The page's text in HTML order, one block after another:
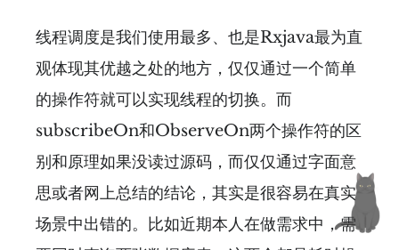
线程调度是我们使用最多、也是Rxjava最为直
观体现其优越之处的地方，仅仅通过一个简单
的操作符就可以实现线程的切换。而
subscribeOn和ObserveOn两个操作符的区
别和原理如果没读过源码，而仅仅通过字面意
思或者网上总结的结论，其实是很容易在真实
场景中出错的。比如近期本人在做需求中，需